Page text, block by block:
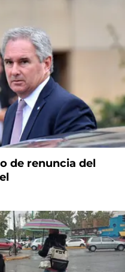
de renuncia del